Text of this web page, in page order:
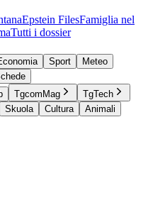
Epstein FilesFamiglia nel
Tutti i dossier
Sport
Meteo
TgcomMag
TgTech
Skuola Cultura
Animali